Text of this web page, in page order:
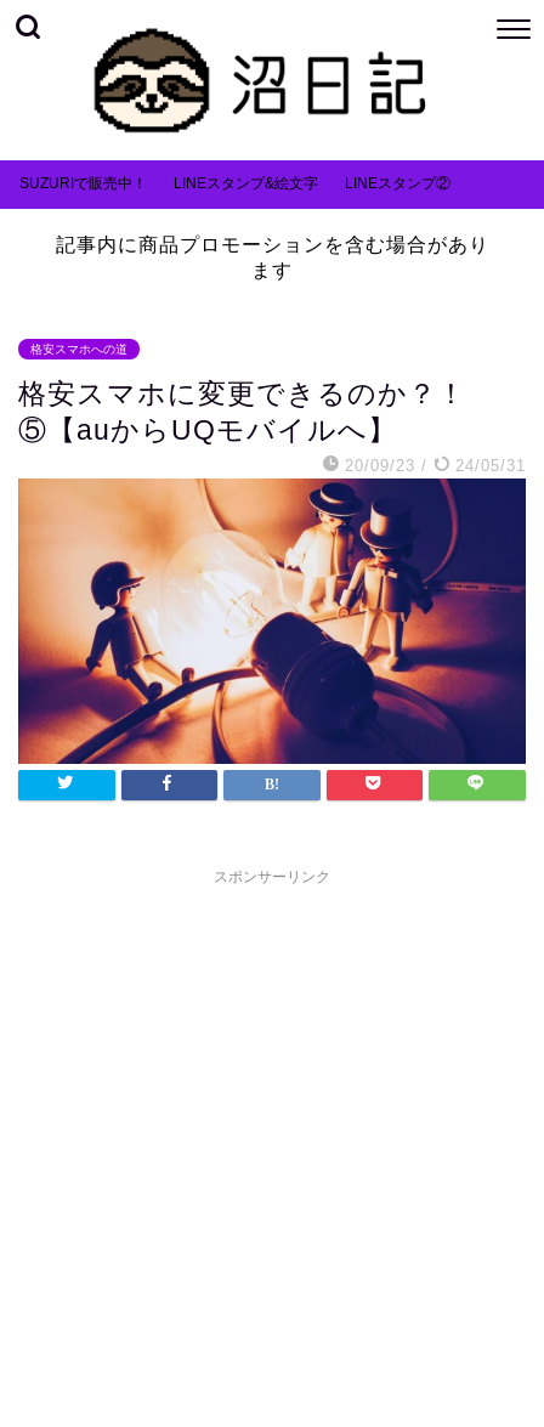
SUZURIで販売中！ LINEスタンプ&絵文字 LINEスタンプ②
記事内に商品プロモーションを含む場合があり
ます
格安スマホへの道
格安スマホに変更できるのか？！
⑤【auからUQモバイルへ】
20/09/23 / 24/05/31
スポンサーリンク